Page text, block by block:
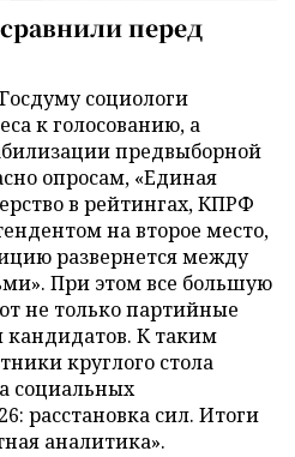
перед
социологи
к голосованию, а
предвыборной
опросам, «Единая
в рейтингах, КПРФ
на второе место,
развернется между
При этом все большую
не только партийные
К таким
круглого стола
социальных
расстановка сил. Итоги
аналитика».